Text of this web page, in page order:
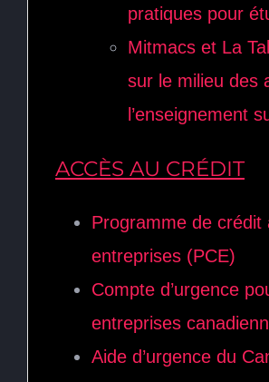
pratiques pour
Mitmacs et La
sur le milieu des
l’enseignement
ACCÈS AU CRÉDIT
Programme de crédit
entreprises (PCE)
Compte d’urgence
entreprises
Aide d’urgence du